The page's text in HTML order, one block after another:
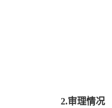
2.审理情况